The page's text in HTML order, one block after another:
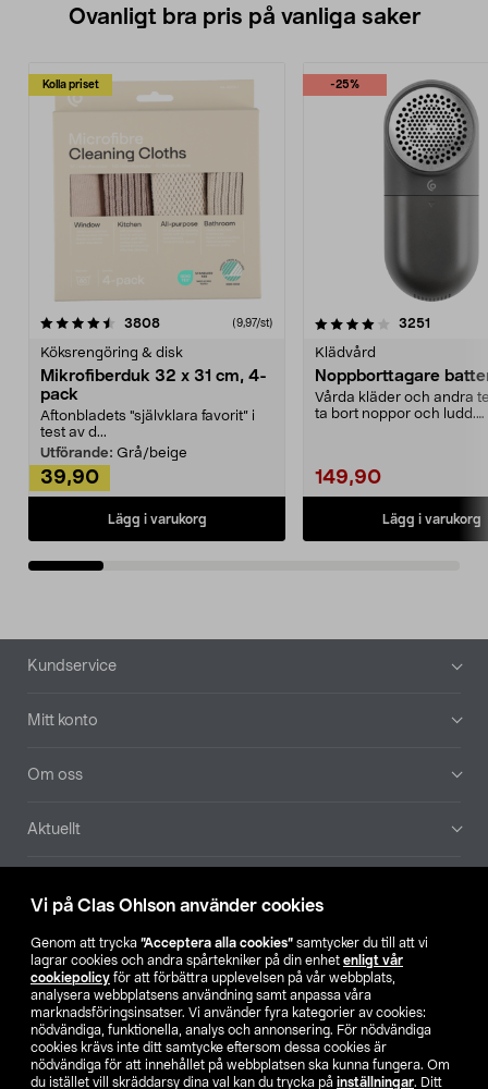
Vi på Clas Ohlson använder cookies
Genom att trycka ”Acceptera alla cookies” samtycker du till att vi
lagrar cookies och andra spårtekniker på din enhet enligt vår
cookiepolicy för att förbättra upplevelsen på vår webbplats,
analysera webbplatsens användning samt anpassa våra
marknadsföringsinsatser. Vi använder fyra kategorier av cookies:
nödvändiga, funktionella, analys och annonsering. För nödvändiga
cookies krävs inte ditt samtycke eftersom dessa cookies är
nödvändiga för att innehållet på webbplatsen ska kunna fungera. Om
du istället vill skräddarsy dina val kan du trycka på inställningar. Ditt
Ovanligt bra pris på vanliga saker
Kolla priset
3808recensioner (9,97/st)
Köksrengöring & disk
Mikrofiberduk 32 x 31 cm, 4-
pack
Aftonbladets "självklara favorit” i
test av d...
Utförande: Grå/beige
39,90
Lägg i varukorg
-25%
4.0av 5 stjärnor 3251
Klädvård
Noppborttagare
Vårda kläder och andra
ta bort noppor och ludd.
149,90
Lägg i varukorg
4.5av 5 stjärnor
Sidfot
Kundservice
Mitt konto
Om oss
Aktuellt
Hitta butik
SE NO FI